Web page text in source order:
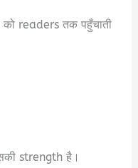
readers तक पहुँचाती
strength है।